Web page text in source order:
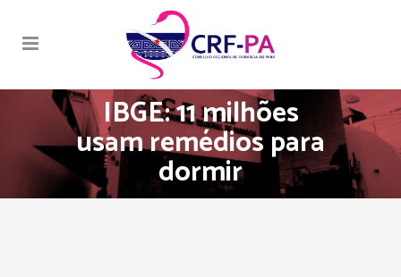
IBGE: 11 milhões
usam remédios para
dormir